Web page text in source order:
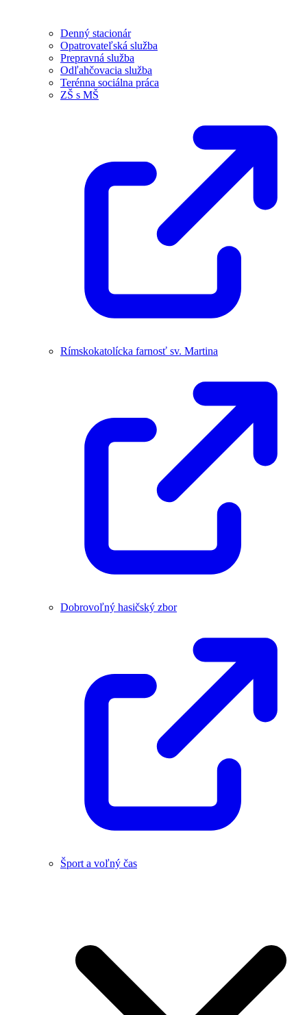
Denný stacionár
Opatrovateľská služba
Prepravná služba
Odľahčovacia služba
Terénna sociálna práca
ZŠ s MŠ
Rímskokatolícka farnosť sv. Martina
Dobrovoľný hasičský zbor
Šport a voľný čas